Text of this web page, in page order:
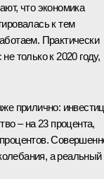
что экономика
к тем
Практически
только к 2020 году,
прилично:
‒ на 23 процента,
а реальный